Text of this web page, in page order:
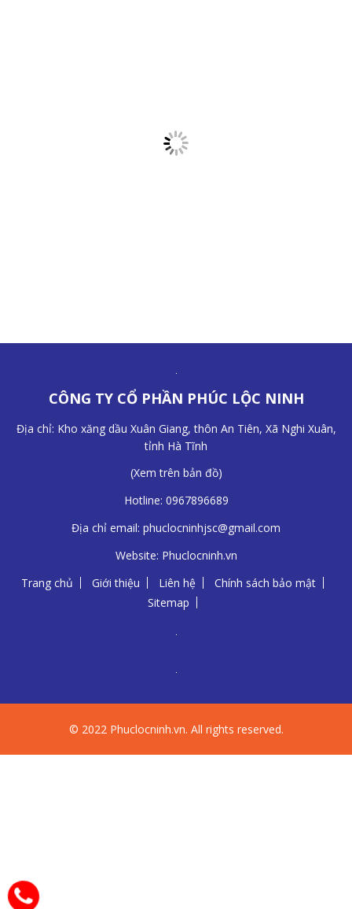
CÔNG TY CỔ PHẦN PHÚC LỘC NINH
Địa chỉ: Kho xăng dầu Xuân Giang, thôn An Tiên, Xã Nghi Xuân,
tỉnh Hà Tĩnh
(Xem trên bản đồ)
Hotline: 0967896689
Địa chỉ email: phuclocninhjsc@gmail.com
Website: Phuclocninh.vn
Trang chủ
Giới thiệu Liên hệ
Chính sách bảo mật
Sitemap
© 2022 Phuclocninh.vn. All rights reserved.